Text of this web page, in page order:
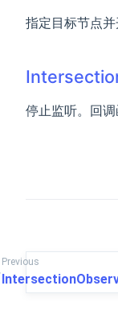
指定目标节点
停止监听。回
Previous